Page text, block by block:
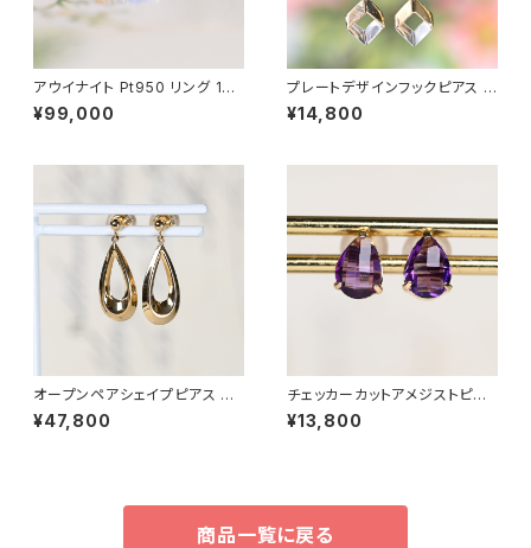
アウイナイト Pt950 リング 10
号（GH1106メテオーラ）
¥99,000
プレートデザインフックピアス K
18YG/Pt900（GH3090）
¥14,800
オープンペアシェイプピアス K1
8YG（GH3204）
¥47,800
チェッカーカットアメジストピア
ス K18YG（GH3125）
¥13,800
商品一覧に戻る